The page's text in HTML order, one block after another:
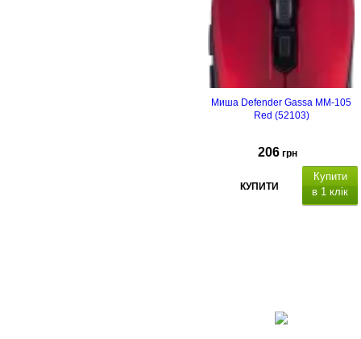
Миша Defender Gassa MM-105
Red (52103)
206 грн
КУПИТИ
Купити
в 1 клік